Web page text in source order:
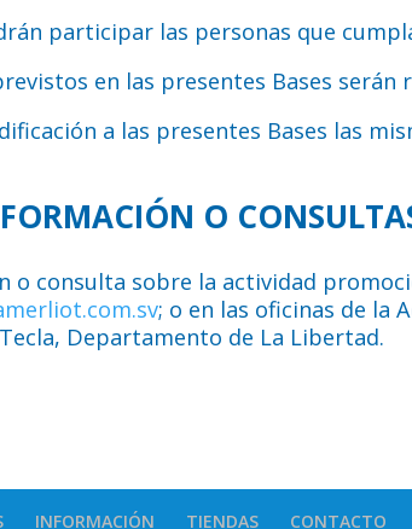
participar las personas que
en las presentes Bases
a las presentes Bases las
O
o consulta sobre la actividad
; o en las oficinas de la
Departamento de La Libertad.
INFORMACIÓN TIENDAS CONTACTO